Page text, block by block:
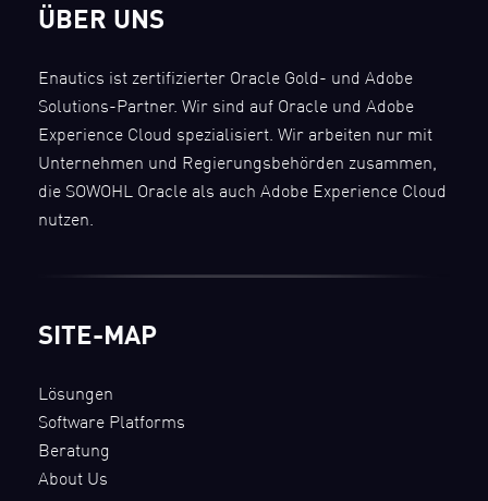
ÜBER UNS
Enautics ist zertifizierter Oracle Gold- und Adobe
Solutions-Partner. Wir sind auf Oracle und Adobe
Experience Cloud spezialisiert. Wir arbeiten nur mit
Unternehmen und Regierungsbehörden zusammen,
die SOWOHL Oracle als auch Adobe Experience Cloud
nutzen.
SITE-MAP
Lösungen
Software Platforms
Beratung
About Us